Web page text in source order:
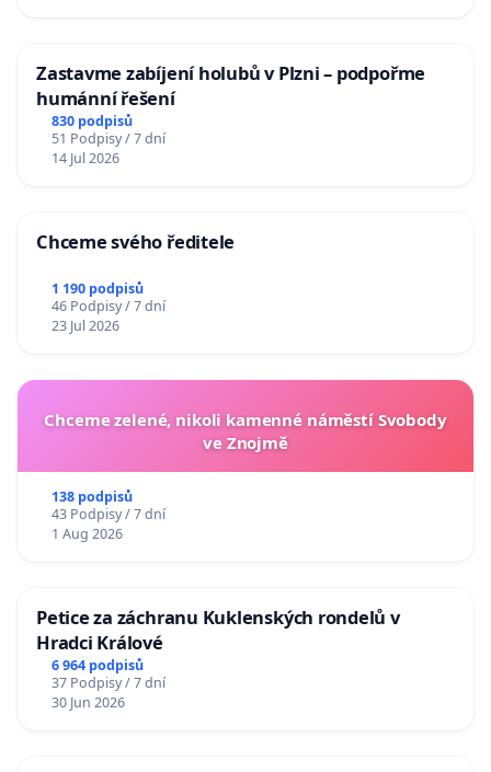
Zastavme zabíjení holubů v Plzni – podpořme
humánní řešení
830 podpisů
51 Podpisy / 7 dní
14 Jul 2026
Chceme svého ředitele
1 190 podpisů
46 Podpisy / 7 dní
23 Jul 2026
Chceme zelené, nikoli kamenné náměstí Svobody
ve Znojmě
138 podpisů
43 Podpisy / 7 dní
1 Aug 2026
Petice za záchranu Kuklenských rondelů v
Hradci Králové
6 964 podpisů
37 Podpisy / 7 dní
30 Jun 2026